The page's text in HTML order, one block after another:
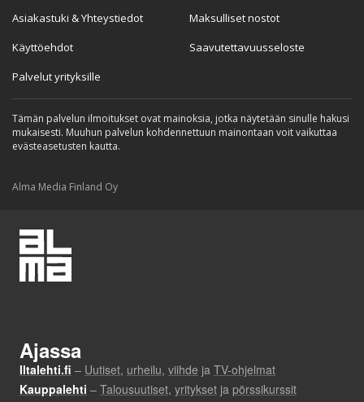
Asiakastuki & Yhteystiedot
Käyttöehdot
Palvelut yrityksille
Maksulliset nostot
Saavutettavuusseloste
Tämän palvelun ilmoitukset ovat mainoksia, jotka näytetään sinulle hakusi
mukaisesti. Muuhun palvelun kohdennettuun mainontaan voit vaikuttaa
evästeasetusten kautta.
Alma Media Finland Oy